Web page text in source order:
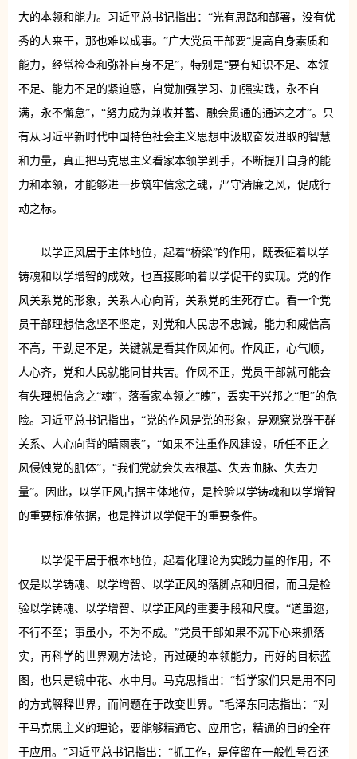
大的本领和能力。习近平总书记指出：“光有思路和部署，没有优
秀的人来干，那也难以成事。”广大党员干部要“提高自身素质和
能力，经常检查和弥补自身不足”，特别是“要有知识不足、本领
不足、能力不足的紧迫感，自觉加强学习、加强实践，永不自
满，永不懈怠”，“努力成为兼收并蓄、融会贯通的通达之才”。只
有从习近平新时代中国特色社会主义思想中汲取奋发进取的智慧
和力量，真正把马克思主义看家本领学到手，不断提升自身的能
力和本领，才能够进一步筑牢信念之魂，严守清廉之风，促成行
动之标。
以学正风居于主体地位，起着“桥梁”的作用，既表征着以学
铸魂和以学增智的成效，也直接影响着以学促干的实现。党的作
风关系党的形象，关系人心向背，关系党的生死存亡。看一个党
员干部理想信念坚不坚定，对党和人民忠不忠诚，能力和威信高
不高，干劲足不足，关键就是看其作风如何。作风正，心气顺，
人心齐，党和人民就能同甘共苦。作风不正，党员干部就可能会
有失理想信念之“魂”，落看家本领之“魄”，丢实干兴邦之“胆”的危
险。习近平总书记指出，“党的作风是党的形象，是观察党群干群
关系、人心向背的晴雨表”，“如果不注重作风建设，听任不正之
风侵蚀党的肌体”，“我们党就会失去根基、失去血脉、失去力
量”。因此，以学正风占据主体地位，是检验以学铸魂和以学增智
的重要标准依据，也是推进以学促干的重要条件。
以学促干居于根本地位，起着化理论为实践力量的作用，不
仅是以学铸魂、以学增智、以学正风的落脚点和归宿，而且是检
验以学铸魂、以学增智、以学正风的重要手段和尺度。“道虽迩，
不行不至；事虽小，不为不成。”党员干部如果不沉下心来抓落
实，再科学的世界观方法论，再过硬的本领能力，再好的目标蓝
图，也只是镜中花、水中月。马克思指出：“哲学家们只是用不同
的方式解释世界，而问题在于改变世界。”毛泽东同志指出：“对
于马克思主义的理论，要能够精通它、应用它，精通的目的全在
于应用。”习近平总书记指出：“抓工作，是停留在一般性号召还